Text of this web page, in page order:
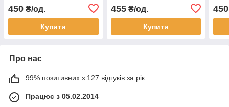
450 ₴/од.
Купити
455₴/од.
Купити
450
Про нас
99% позитивних з 127 відгуків за рік
Працює з 05.02.2014